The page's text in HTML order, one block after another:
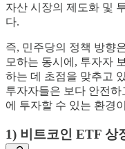
자산 시장의 제도화 및
다.
즉, 민주당의 정책 방향
모하는 동시에, 투자자
하는 데 초점을 맞추고
투자자들은 보다 안전
에 투자할 수 있는 환경
1) 비트코인 ETF 상